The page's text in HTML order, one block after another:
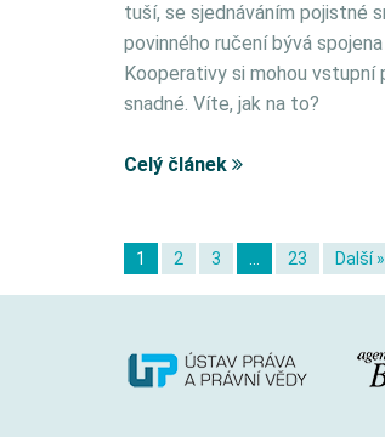
tuší, se sjednáváním pojistné
povinného ručení bývá
Kooperativy si mohou
snadné. Víte, jak na to?
Celý článek
1 2 3 23 Další »